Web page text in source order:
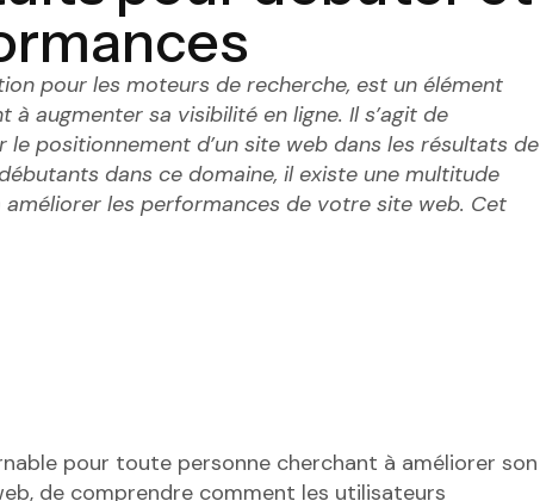
pour les moteurs de recherche, est un élément
augmenter sa visibilité en ligne. Il s’agit de
positionnement d’un site web dans les résultats de
dans ce domaine, il existe une multitude
les performances de votre site web. Cet
pour toute personne cherchant à améliorer son
de comprendre comment les utilisateurs